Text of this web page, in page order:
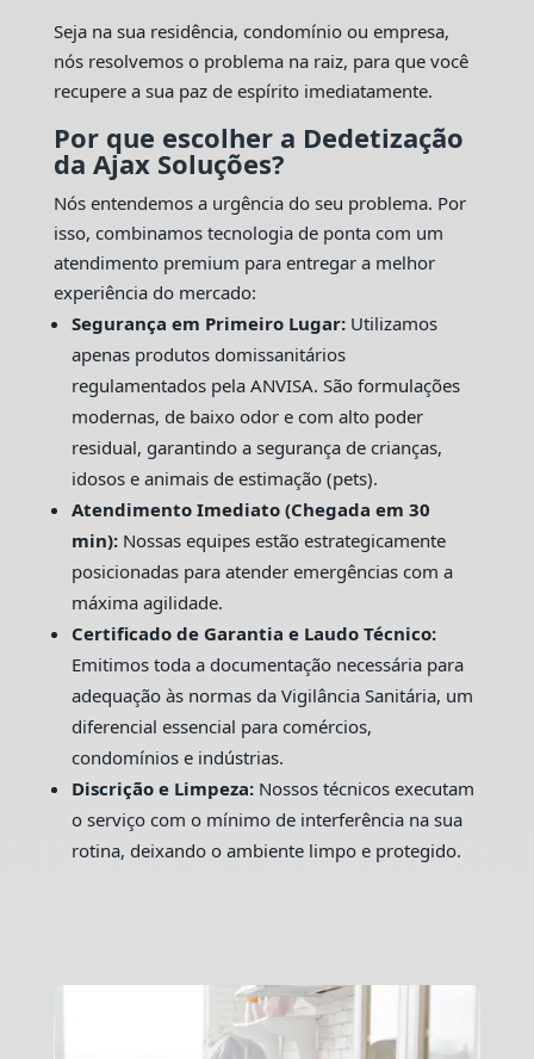
Seja na sua residência, condomínio ou empresa,
nós resolvemos o problema na raiz, para que você
recupere a sua paz de espírito imediatamente.
Por que escolher a Dedetização
da Ajax Soluções?
Nós entendemos a urgência do seu problema. Por
isso, combinamos tecnologia de ponta com um
atendimento premium para entregar a melhor
experiência do mercado:
Segurança em Primeiro Lugar:Utilizamos
apenas produtos domissanitários
regulamentados pela ANVISA. São formulações
modernas, de baixo odor e com alto poder
residual, garantindo a segurança de crianças,
idosos e animais de estimação (pets).
Atendimento Imediato (Chegada em 30
min):Nossas equipes estão estrategicamente
posicionadas para atender emergências com a
máxima agilidade.
Certificado de Garantia e Laudo Técnico:
Emitimos toda a documentação necessária para
adequação às normas da Vigilância Sanitária, um
diferencial essencial para comércios,
condomínios e indústrias.
Discrição e Limpeza:Nossos técnicos executam
o serviço com o mínimo de interferência na sua
rotina, deixando o ambiente limpo e protegido.